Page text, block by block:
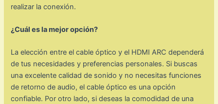
realizar la conexión.
¿Cuál es la mejor opción?
La elección entre el cable óptico y el HDMI ARC dependerá
de tus necesidades y preferencias personales. Si buscas
una excelente calidad de sonido y no necesitas funciones
de retorno de audio, el cable óptico es una opción
confiable. Por otro lado, si deseas la comodidad de una